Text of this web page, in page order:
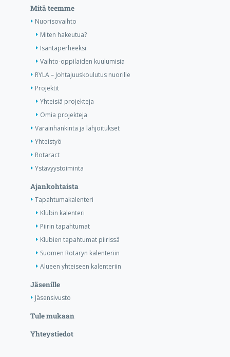
Mitä teemme
Nuorisovaihto
Miten hakeutua?
Isäntäperheeksi
Vaihto-oppilaiden kuulumisia
RYLA – Johtajuuskoulutus nuorille
Projektit
Yhteisiä projekteja
Omia projekteja
Varainhankinta ja lahjoitukset
Yhteistyö
Rotaract
Ystävyystoiminta
Ajankohtaista
Tapahtumakalenteri
Klubin kalenteri
Piirin tapahtumat
Klubien tapahtumat piirissä
Suomen Rotaryn kalenteriin
Alueen yhteiseen kalenteriin
Jäsenille
Jäsensivusto
Tule mukaan
Yhteystiedot